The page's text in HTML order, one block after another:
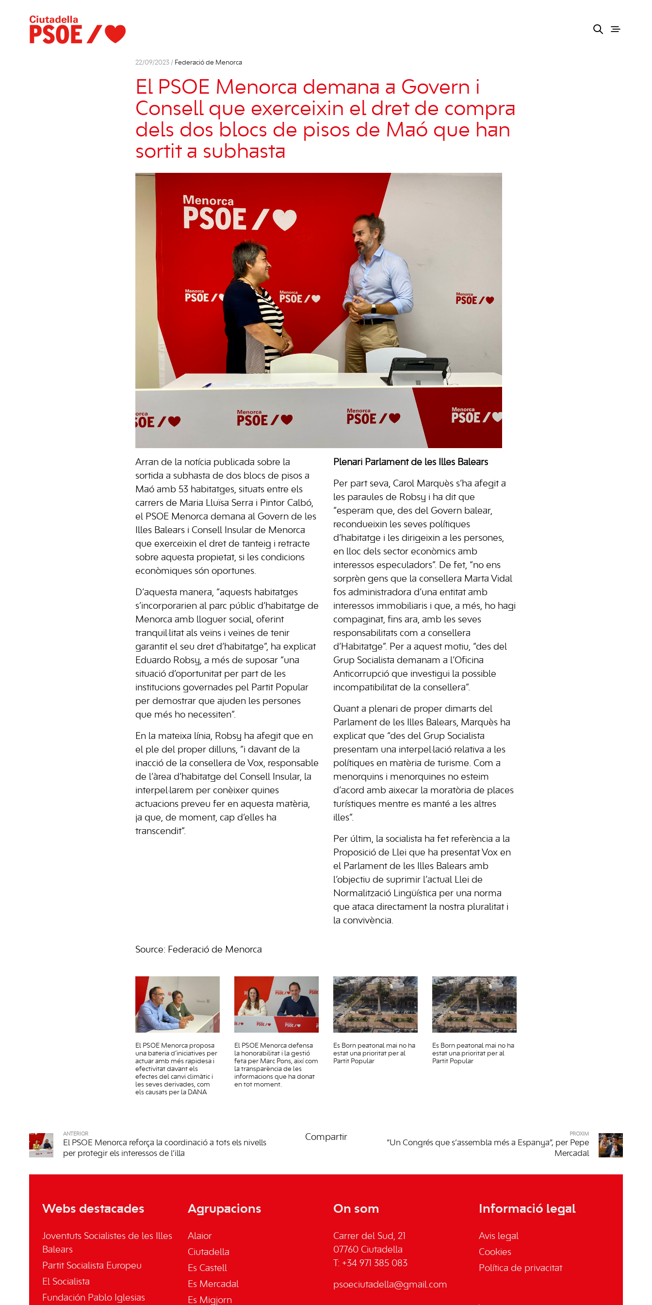
22/09/2023 / Federació de Menorca
El PSOE Menorca demana a Govern i
Consell que exerceixin el dret de compra
dels dos blocs de pisos de Maó que han
sortit a subhasta
Arran de la notícia publicada sobre la
sortida a subhasta de dos blocs de pisos a
Maó amb 53 habitatges, situats entre els
carrers de Maria Lluïsa Serra i Pintor Calbó,
el PSOE Menorca demana al Govern de les
Illes Balears i Consell Insular de Menorca
que exerceixin el dret de tanteig i retracte
sobre aquesta propietat, si les condicions
econòmiques són oportunes.
D’aquesta manera, “aquests habitatges
s’incorporarien al parc públic d’habitatge de
Menorca amb lloguer social, oferint
tranquil·litat als veïns i veïnes de tenir
garantit el seu dret d’habitatge”, ha explicat
Eduardo Robsy, a més de suposar “una
situació d’oportunitat per part de les
institucions governades pel Partit Popular
per demostrar que ajuden les persones
que més ho necessiten”.
En la mateixa línia, Robsy ha afegit que en
el ple del proper dilluns, “i davant de la
inacció de la consellera de Vox, responsable
de l’àrea d’habitatge del Consell Insular, la
interpel·larem per conèixer quines
actuacions preveu fer en aquesta matèria,
ja que, de moment, cap d’elles ha
transcendit”.
Plenari Parlament de les Illes Balears
Per part seva, Carol Marquès s’ha afegit a
les paraules de Robsy i ha dit que
“esperam que, des del Govern balear,
recondueixin les seves polítiques
d’habitatge i les dirigeixin a les persones,
en lloc dels sector econòmics amb
interessos especuladors”. De fet, “no ens
sorprèn gens que la consellera Marta Vidal
fos administradora d’una entitat amb
interessos immobiliaris i que, a més, ho hagi
compaginat, fins ara, amb les seves
responsabilitats com a consellera
d’Habitatge”. Per a aquest motiu, “des del
Grup Socialista demanam a l’Oficina
Anticorrupció que investigui la possible
incompatibilitat de la consellera”.
Quant a plenari de proper dimarts del
Parlament de les Illes Balears, Marquès ha
explicat que “des del Grup Socialista
presentam una interpel·lació relativa a les
polítiques en matèria de turisme. Com a
menorquins i menorquines no esteim
d’acord amb aixecar la moratòria de places
turístiques mentre es manté a les altres
illes”.
Per últim, la socialista ha fet referència a la
Proposició de Llei que ha presentat Vox en
el Parlament de les Illes Balears amb
l’objectiu de suprimir l’actual Llei de
Normalització Lingüística per una norma
que ataca directament la nostra pluralitat i
la convivència.
Source: Federació de Menorca
El PSOE Menorca proposa
una bateria d’iniciatives per
actuar amb més rapidesa i
efectivitat davant els
efectes del canvi climàtic i
les seves derivades, com
els causats per la DANA
El PSOE Menorca defensa
la honorabilitat i la gestió
feta per Marc Pons, així com
la transparència de les
informacions que ha donat
en tot moment.
Es Born peatonal mai no ha
estat una prioritat per al
Partit Popular
Es Born peatonal mai no ha
estat una prioritat per al
Partit Popular
ANTERIOR
El PSOE Menorca reforça la coordinació a tots els nivells
per protegir els interessos de l’illa
Compartir PRÒXIM
“Un Congrés que s’assembla més a Espanya”, per Pepe
Mercadal
Webs destacades
Joventuts Socialistes de les Illes
Balears
Partit Socialista Europeu
El Socialista
Fundación Pablo Iglesias
Agrupacions
Alaior
Ciutadella
Es Castell
Es Mercadal
Es Migjorn
On som
Carrer del Sud, 21
07760 Ciutadella
T: +34 971 385 083
psoeciutadella@gmail.com
Informació legal
Avis legal
Cookies
Política de privacitat